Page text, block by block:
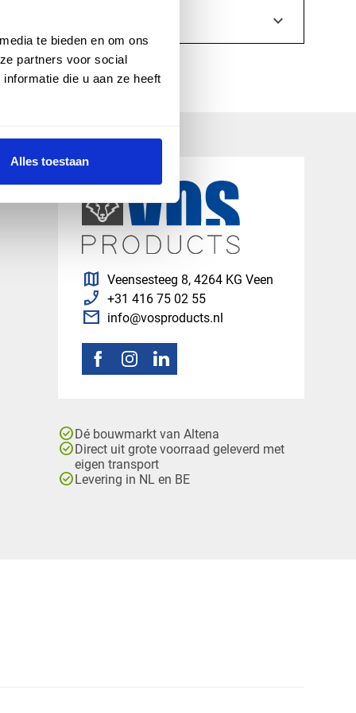
te bieden en om ons
partners voor social
die u aan ze heeft
Alles toestaan
keyboard_arrow_down
map Veensesteeg 8, 4264 KG Veen
phone_enabled +31 416 75 02 55
mail info@vosproducts.nl
check_circle Dé bouwmarkt van Altena
check_circle Direct uit grote voorraad geleverd met
eigen transport
check_circle Levering in NL en BE